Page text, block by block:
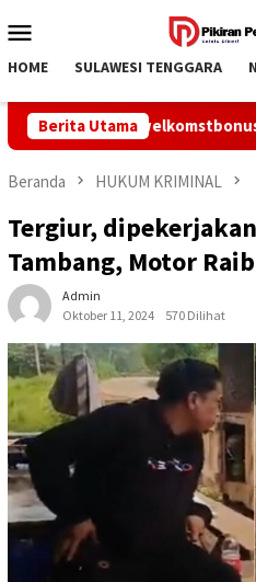
ke
Mobile
HOME SULAWESI TENGGARA
Berita Utama
de beste welkomstbonus kunt
Beranda HUKUM KRIMINAL
Tergiur,
Tambang, Motor
Admin
Oktober 11, 2024
570 Dilihat